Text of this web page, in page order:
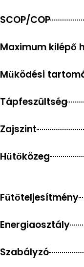
SCOP/COP
Maximum kilépő
Működési
Tápfeszültség
Zajszint
Hűtőközeg
Fűtőteljesítmény
Energiaosztály
Szabályzó